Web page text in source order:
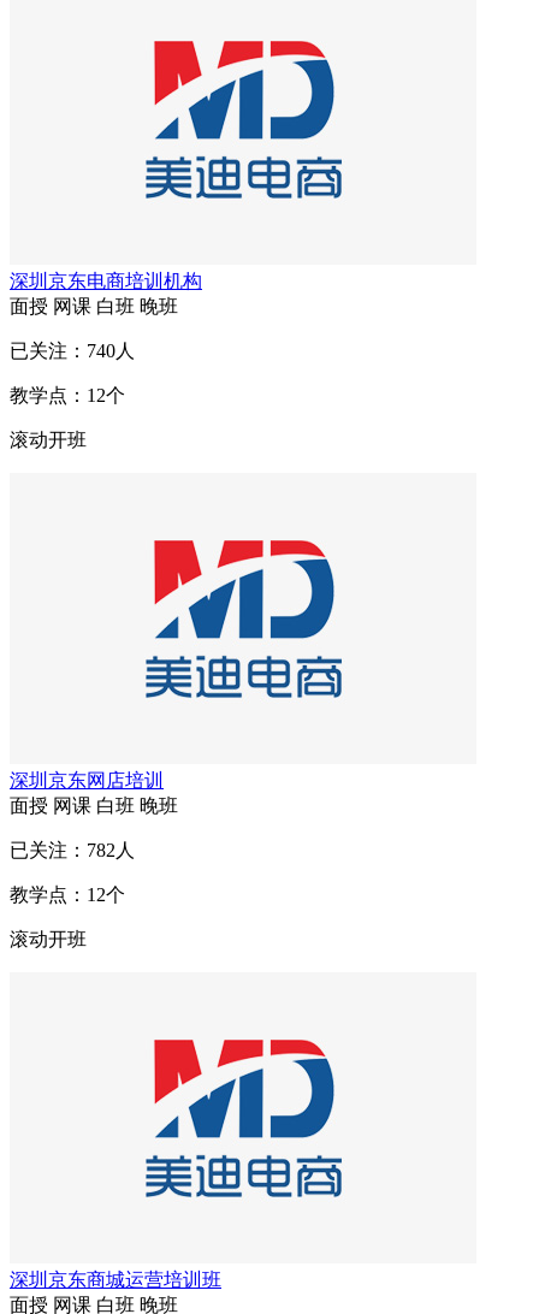
深圳京东电商培训机构
面授 网课 白班 晚班
已关注： 740人
教学点： 12个
滚动开班
深圳京东网店培训
面授 网课 白班 晚班
已关注： 782 人
教学点： 12个
滚动开班
深圳京东商城运营培训班
面授 网课 白班 晚班